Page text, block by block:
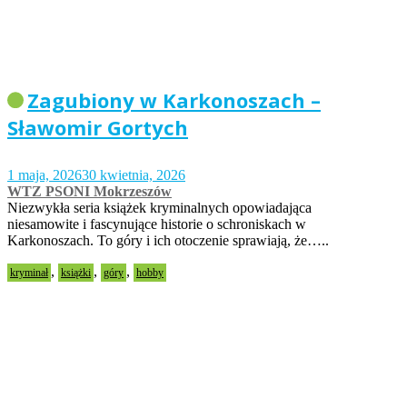
Zagubiony w Karkonoszach –
Sławomir Gortych
1 maja, 202630 kwietnia, 2026
WTZ PSONI Mokrzeszów
Niezwykła seria książek kryminalnych opowiadająca
niesamowite i fascynujące historie o schroniskach w
Karkonoszach. To góry i ich otoczenie sprawiają, że…..
kryminał , książki , góry , hobby